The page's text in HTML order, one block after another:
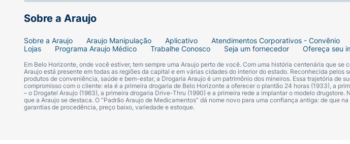
Sobre a Araujo
Sobre a Araujo Araujo Manipulação Aplicativo Atendimentos Corporativos - Convênio
Lojas
Programa Araujo Médico Trabalhe Conosco Seja um fornecedor Ofereça seu
Em Belo Horizonte, onde você estiver, tem sempre uma Araujo perto de você. Com uma história centenária que se
Araujo está presente em todas as regiões da capital e em várias cidades do interior do estado. Reconhecida pelos
produtos de conveniência, saúde e bem-estar, a Drogaria Araujo é um patrimônio dos mineiros. Essa trajetória de
compromisso com o cliente: ela é a primeira drogaria de Belo Horizonte a oferecer o plantão 24 horas (1933), a
– o Drogatel Araujo (1963), a primeira drogaria Drive-Thru (1990) e a primeira rede a implantar o modelo drugstore.
que a Araujo se destaca. O “Padrão Araujo de Medicamentos” dá nome novo para uma confiança antiga: de que
garantias de procedência, preço baixo, variedade e estoque.